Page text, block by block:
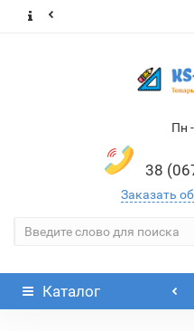
Пн
38
Заказать
Каталог